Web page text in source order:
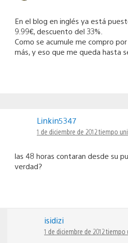
En el blog en inglés ya está
9.99€, descuento del 33%.
Como se acumule me compro
más, y eso que me queda hasta
Linkin5347
1 de diciembre de 2012 tiempo
las 48 horas contaran desde su
verdad?
isidizi
1 de diciembre de 2012